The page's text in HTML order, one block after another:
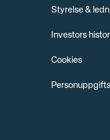
Styrelse &
Investors
Cookies